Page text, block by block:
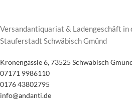
Versandantiquariat & Ladengeschäft in
Stauferstadt Schwäbisch Gmünd
Kronengässle 6, 73525 Schwäbisch
07171 9986110
0176 43802795
info@andanti.de